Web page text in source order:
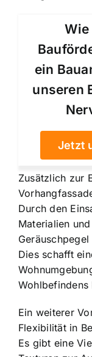
Wie
ein
unseren
Jetzt
Zusätzlich zur
Durch den
Materialien
Dies schafft
Wohlbefindens
Ein weiterer
Flexibilität in
Es gibt eine